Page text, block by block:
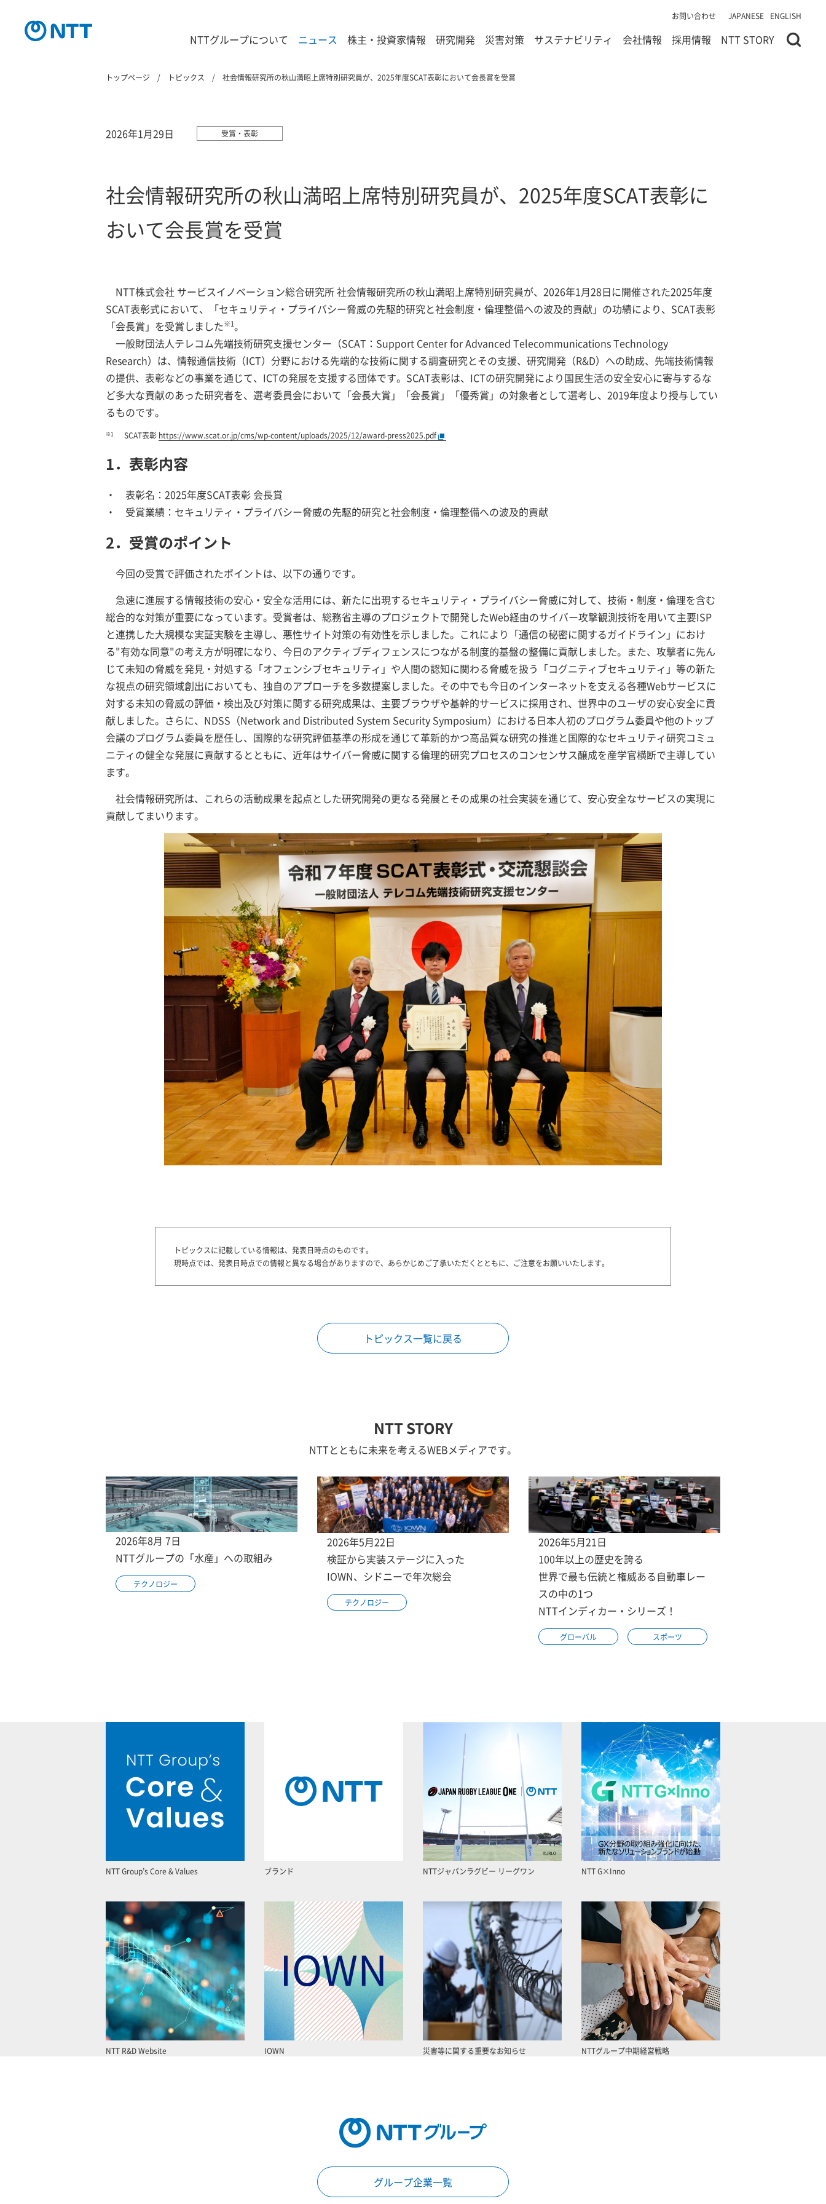
お問い合わせ JAPANESE ENGLISH
NTTグループについて ニュース 株主・投資家情報 研究開発 災害対策 サステナビリティ 会社情報 採用情報 NTT STORY
トップページ トピックス 社会情報研究所の秋山満昭上席特別研究員が、2025年度SCAT表彰において会長賞を受賞
2026年1月29日 受賞・表彰
社会情報研究所の秋山満昭上席特別研究員が、2025年度SCAT表彰に
おいて会長賞を受賞
NTT株式会社 サービスイノベーション総合研究所 社会情報研究所の秋山満昭上席特別研究員が、2026年1月28日に開催された2025年度
SCAT表彰式において、「セキュリティ・プライバシー脅威の先駆的研究と社会制度・倫理整備への波及的貢献」の功績により、SCAT表彰
「会長賞」を受賞しました※1。
一般財団法人テレコム先端技術研究支援センター（SCAT：Support Center for Advanced Telecommunications Technology
Research）は、情報通信技術（ICT）分野における先端的な技術に関する調査研究とその支援、研究開発（R&D）への助成、先端技術情報
の提供、表彰などの事業を通じて、ICTの発展を支援する団体です。SCAT表彰は、ICTの研究開発により国民生活の安全安心に寄与するな
ど多大な貢献のあった研究者を、選考委員会において「会長大賞」「会長賞」「優秀賞」の対象者として選考し、2019年度より授与してい
るものです。
※1 SCAT表彰 https://www.scat.or.jp/cms/wp-content/uploads/2025/12/award-press2025.pdf
1．表彰内容
表彰名：2025年度SCAT表彰 会長賞
受賞業績：セキュリティ・プライバシー脅威の先駆的研究と社会制度・倫理整備への波及的貢献
2．受賞のポイント
今回の受賞で評価されたポイントは、以下の通りです。
急速に進展する情報技術の安心・安全な活用には、新たに出現するセキュリティ・プライバシー脅威に対して、技術・制度・倫理を含む
総合的な対策が重要になっています。受賞者は、総務省主導のプロジェクトで開発したWeb経由のサイバー攻撃観測技術を用いて主要ISP
と連携した大規模な実証実験を主導し、悪性サイト対策の有効性を示しました。これにより「通信の秘密に関するガイドライン」におけ
る"有効な同意"の考え方が明確になり、今日のアクティブディフェンスにつながる制度的基盤の整備に貢献しました。また、攻撃者に先ん
じて未知の脅威を発見・対処する「オフェンシブセキュリティ」や人間の認知に関わる脅威を扱う「コグニティブセキュリティ」等の新た
な視点の研究領域創出においても、独自のアプローチを多数提案しました。その中でも今日のインターネットを支える各種Webサービスに
対する未知の脅威の評価・検出及び対策に関する研究成果は、主要ブラウザや基幹的サービスに採用され、世界中のユーザの安心安全に貢
献しました。さらに、NDSS（Network and Distributed System Security Symposium）における日本人初のプログラム委員や他のトップ
会議のプログラム委員を歴任し、国際的な研究評価基準の形成を通じて革新的かつ高品質な研究の推進と国際的なセキュリティ研究コミュ
ニティの健全な発展に貢献するとともに、近年はサイバー脅威に関する倫理的研究プロセスのコンセンサス醸成を産学官横断で主導してい
ます。
社会情報研究所は、これらの活動成果を起点とした研究開発の更なる発展とその成果の社会実装を通じて、安心安全なサービスの実現に
貢献してまいります。
トピックスに記載している情報は、発表日時点のものです。
現時点では、発表日時点での情報と異なる場合がありますので、あらかじめご了承いただくとともに、ご注意をお願いいたします。
トピックス一覧に戻る
NTT STORY
NTTとともに未来を考えるWEBメディアです。
2026年8月 7日
NTTグループの「水産」への取組み
テクノロジー
2026年5月22日
検証から実装ステージに入った
IOWN、シドニーで年次総会
テクノロジー
2026年5月21日
100年以上の歴史を誇る
世界で最も伝統と権威ある自動車レー
スの中の1つ
NTTインディカー・シリーズ！
グローバル スポーツ
NTT Group’s Core & Values ブランド NTTジャパンラグビー リーグワン NTT G×Inno
NTT R&D Website IOWN 災害等に関する重要なお知らせ NTTグループ中期経営戦略
グループ企業一覧